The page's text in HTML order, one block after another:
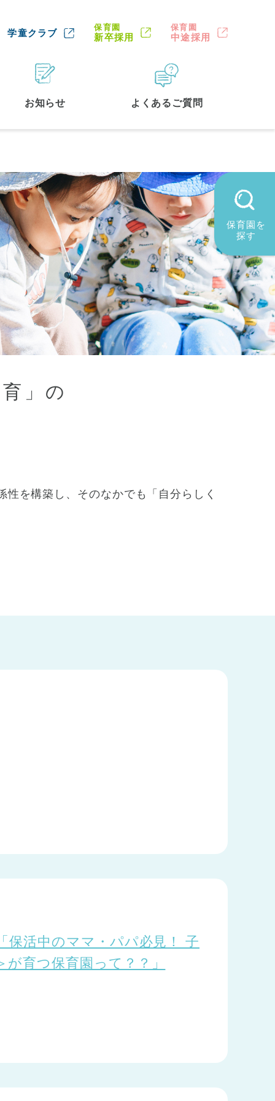
学童クラブ
保育園
新卒採用
保育園
中途採用
お知らせ よくあるご質問
保育園を
探す
墨田区(2) 品川区(1)
杉並区 (3) 板橋区(3)
三鷹市 (2) 調布市
千代田区(1) 豊島区(2)
」の
を構築し、そのなかでも「自分らしく
活中のママ・パパ必見！ 子
育つ保育園って？？」